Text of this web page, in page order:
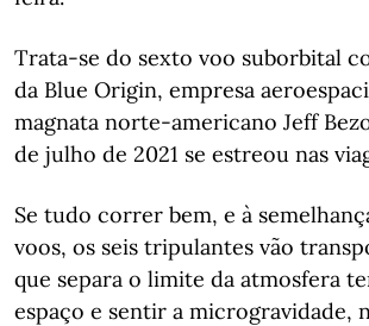
Trata-se do sexto voo suborbital
da Blue Origin, empresa
magnata norte-americano Jeff
de julho de 2021 se estreou nas
Se tudo correr bem, e à
voos, os seis tripulantes vão
que separa o limite da atmosfera
espaço e sentir a microgravidade,